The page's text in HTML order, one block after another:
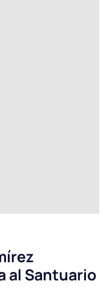
al Santuario